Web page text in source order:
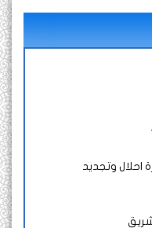
احلال وتجديد